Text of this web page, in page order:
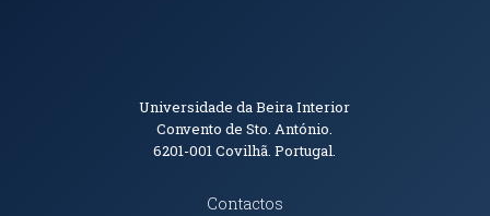
Informações de Contacto
Universidade da Beira Interior
Convento de Sto. António.
6201-001Covilhã. Portugal.
Contactos